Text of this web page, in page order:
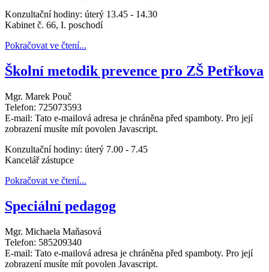
Konzultační hodiny: úterý 13.45 - 14.30
Kabinet č. 66, I. poschodí
Pokračovat ve čtení...
Školní metodik prevence pro ZŠ Petřkova
Mgr. Marek Pouč
Telefon: 725073593
E-mail: Tato e-mailová adresa je chráněna před spamboty. Pro její
zobrazení musíte mít povolen Javascript.
Konzultační hodiny: úterý 7.00 - 7.45
Kancelář zástupce
Pokračovat ve čtení...
Speciální pedagog
Mgr. Michaela Maňasová
Telefon: 585209340
E-mail: Tato e-mailová adresa je chráněna před spamboty. Pro její
zobrazení musíte mít povolen Javascript.